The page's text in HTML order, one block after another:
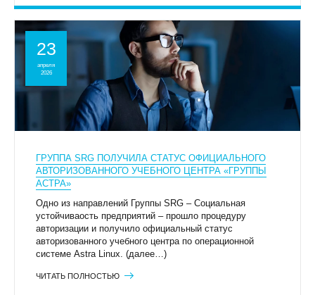
23
апреля
2026
ГРУППА SRG ПОЛУЧИЛА СТАТУС ОФИЦИАЛЬНОГО
АВТОРИЗОВАННОГО УЧЕБНОГО ЦЕНТРА «ГРУППЫ
АСТРА»
Одно из направлений Группы SRG – Социальная
устойчиваость предприятий – прошло процедуру
авторизации и получило официальный статус
авторизованного учебного центра по операционной
системе Astra Linux. (далее…)
ЧИТАТЬ ПОЛНОСТЬЮ